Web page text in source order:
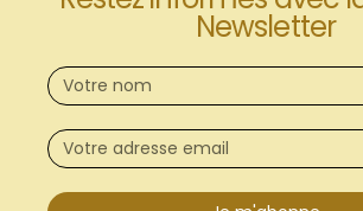
Newsletter